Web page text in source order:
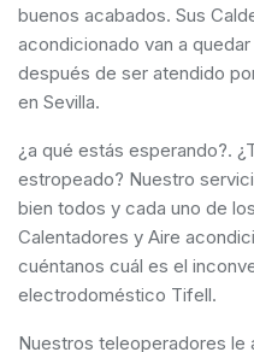
buenos acabados. Sus
acondicionado van a
después de ser atendido
en Sevilla.
¿a qué estás esperando?.
estropeado? Nuestro
bien todos y cada uno de
Calentadores y Aire
cuéntanos cuál es el
electrodoméstico Tifell.
Nuestros teleoperadores le